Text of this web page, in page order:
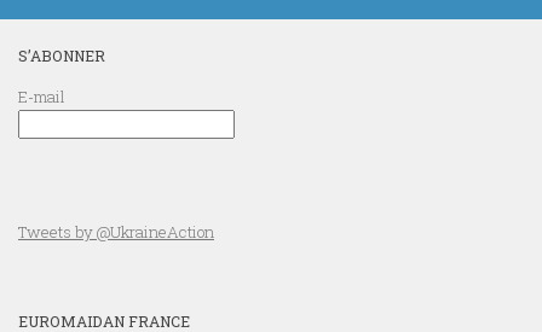
S’ABONNER
E-mail
Tweets by @UkraineAction
EUROMAIDAN FRANCE